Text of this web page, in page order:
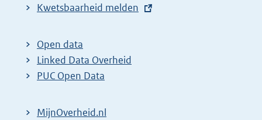
E
t
e
r
Kwetsbaarheid melden
Open data
Linked Data Overheid
PUC Open Data
MijnOverheid.nl